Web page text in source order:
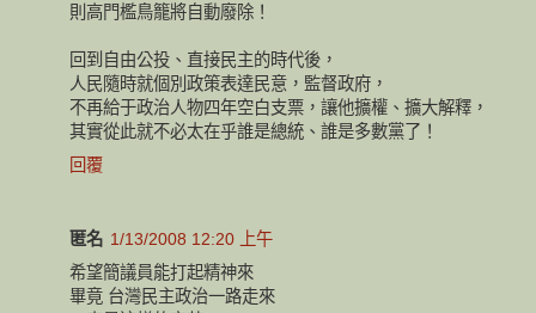
則高門檻鳥籠將自動廢除！
回到自由公投、直接民主的時代後，
人民隨時就個別政策表達民意，監督政府，
不再給于政治人物四年空白支票，讓他擴權、擴大解釋，
其實從此就不必太在乎誰是總統、誰是多數黨了！
回覆
匿名 1/13/2008 12:20 上午
希望簡議員能打起精神來
畢竟 台灣民主政治一路走來